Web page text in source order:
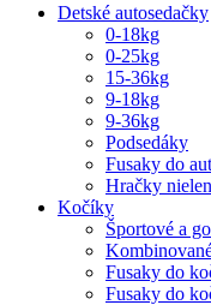
Detské autosedačky
0-18kg
0-25kg
15-36kg
9-18kg
9-36kg
Podsedáky
Fusaky do
Hračky
Kočíky
Športové a
Fusaky do
Fusaky do